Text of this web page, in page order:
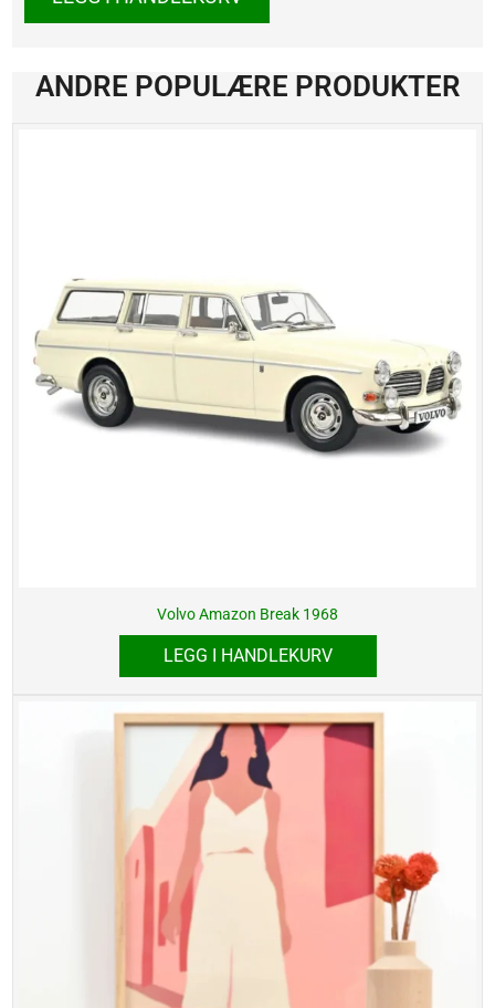
ANDRE POPULÆRE PRODUKTER
Volvo Amazon Break 1968
LEGG I HANDLEKURV